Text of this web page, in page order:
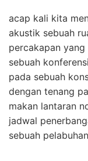
acap kali kita
akustik sebuah
percakapan
sebuah
pada sebuah
dengan tenang
makan lantaran
jadwal
sebuah